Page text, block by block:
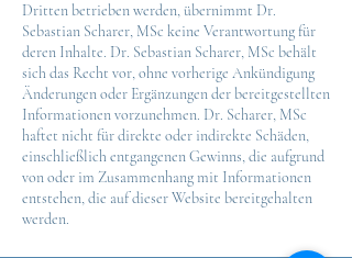
Dritten betrieben werden, übernimmt Dr.
Sebastian Scharer, MSc keine Verantwortung für
deren Inhalte. Dr. Sebastian Scharer, MSc behält
sich das Recht vor, ohne vorherige Ankündigung
Änderungen oder Ergänzungen der bereitgestellten
Informationen vorzunehmen. Dr. Scharer, MSc
haftet nicht für direkte oder indirekte Schäden,
einschließlich entgangenen Gewinns, die aufgrund
von oder im Zusammenhang mit Informationen
entstehen, die auf dieser Website bereitgehalten
werden.